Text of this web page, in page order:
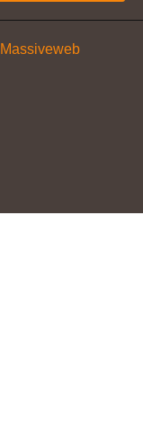
Massiveweb